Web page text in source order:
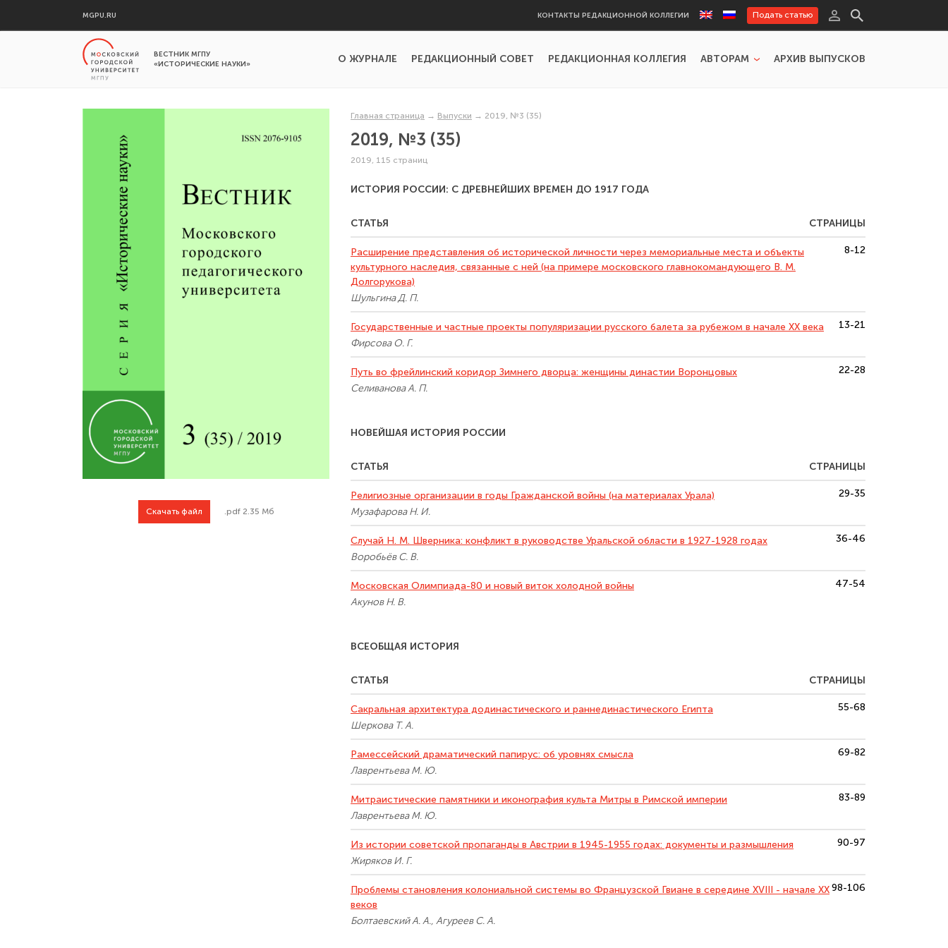
MGPU.RU КОНТАКТЫ РЕДАКЦИОННОЙ КОЛЛЕГИИ Подать статью
ВЕСТНИК МГПУ
«ИСТОРИЧЕСКИЕ НАУКИ»
О ЖУРНАЛЕ РЕДАКЦИОННЫЙ СОВЕТ РЕДАКЦИОННАЯ КОЛЛЕГИЯ АВТОРАМ АРХИВ ВЫПУСКОВ
Скачать файл .pdf 2.35 Мб
Главная страница → Выпуски → 2019, №3 (35)
2019, №3 (35)
2019, 115 страниц
ИСТОРИЯ РОССИИ: С ДРЕВНЕЙШИХ ВРЕМЕН ДО 1917 ГОДА
СТАТЬЯ СТРАНИЦЫ
Расширение представления об исторической личности через мемориальные места и объекты
культурного наследия, связанные с ней (на примере московского главнокомандующего В. М.
Долгорукова)
Шульгина Д. П.
8-12
Государственные и частные проекты популяризации русского балета за рубежом в начале ХХ века
Фирсова О. Г.
13-21
Путь во фрейлинский коридор Зимнего дворца: женщины династии Воронцовых
Селиванова А. П.
22-28
НОВЕЙШАЯ ИСТОРИЯ РОССИИ
СТАТЬЯ СТРАНИЦЫ
Религиозные организации в годы Гражданской войны (на материалах Урала)
Музафарова Н. И.
29-35
Случай Н. М. Шверника: конфликт в руководстве Уральской области в 1927-1928 годах
Воробьёв С. В.
36-46
Московская Олимпиада-80 и новый виток холодной войны
Акунов Н. В.
47-54
ВСЕОБЩАЯ ИСТОРИЯ
СТАТЬЯ СТРАНИЦЫ
Сакральная архитектура додинастического и раннединастического Египта
Шеркова Т. А.
55-68
Рамессейский драматический папирус: об уровнях смысла
Лаврентьева М. Ю.
69-82
Митраистические памятники и иконография культа Митры в Римской империи
Лаврентьева М. Ю.
83-89
Из истории советской пропаганды в Австрии в 1945-1955 годах: документы и размышления
Жиряков И. Г.
90-97
Проблемы становления колониальной системы во Французской Гвиане в середине XVIII - начале XX
веков
Болтаевский А. А., Агуреев С. А.
98-106